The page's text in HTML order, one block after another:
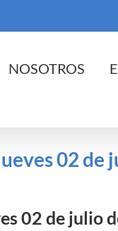
NOSOTROS
02 de
02 de julio